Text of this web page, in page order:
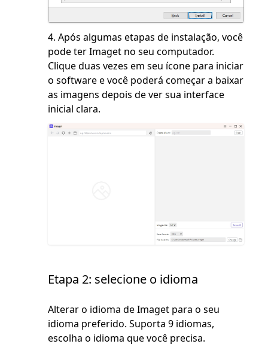
4. Após algumas etapas de instalação, você
pode ter Imaget no seu computador.
Clique duas vezes em seu ícone para iniciar
o software e você poderá começar a baixar
as imagens depois de ver sua interface
inicial clara.
Etapa 2: selecione o idioma
Alterar o idioma de Imaget para o seu
idioma preferido. Suporta 9 idiomas,
escolha o idioma que você precisa.